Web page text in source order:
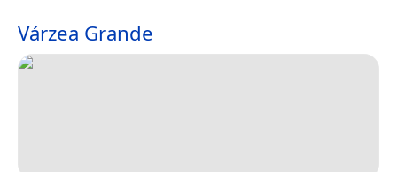
Várzea Grande